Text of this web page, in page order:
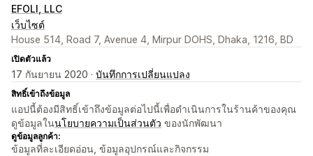
EFOLI, LLC
เว็บไซต์
House 514, Road 7, Avenue 4, Mirpur DOHS, Dhaka, 1216, BD
เปิดตัวแล้ว
17 กันยายน 2020 · บันทึกการเปลี่ยนแปลง
สิทธิ์เข้าถึงข้อมูล
แอปนี้ต้องมีสิทธิ์เข้าถึงข้อมูลต่อไปนี้เพื่อดำเนินการในร้านค้าของคุณ
ดูข้อมูลในนโยบายความเป็นส่วนตัว ของนักพัฒนา
ดูข้อมูลลูกค้า:
ข้อมูลที่ละเอียดอ่อน, ข้อมูลอุปกรณ์และกิจกรรม